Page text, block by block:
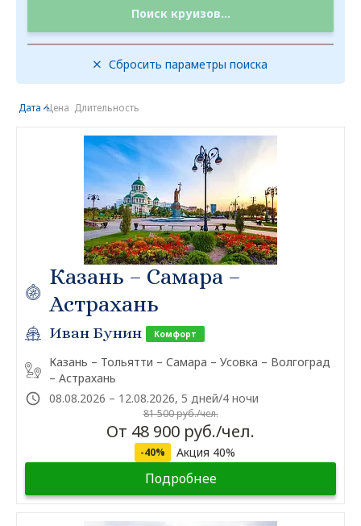
Поиск круизов...
Сбросить параметры поиска
Дата Цена Длительность
Казань – Самара –
Астрахань
Иван Бунин Комфорт
Казань – Тольятти – Самара – Усовка – Волгоград
– Астрахань
08.08.2026 – 12.08.2026, 5 дней/4 ночи
81 500 руб./чел.
От 48 900 руб./чел.
-40% Акция 40%
Подробнее